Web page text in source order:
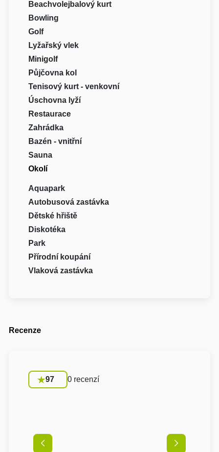
Beachvolejbalový kurt
Bowling
Golf
Lyžařský vlek
Minigolf
Půjčovna kol
Tenisový kurt - venkovní
Úschovna lyží
Restaurace
Zahrádka
Bazén - vnitřní
Sauna
Okolí
Aquapark
Autobusová zastávka
Dětské hřiště
Diskotéka
Park
Přírodní koupání
Vlaková zastávka
Recenze
97 0 recenzí